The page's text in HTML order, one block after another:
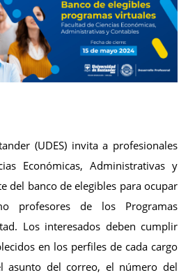
(UDES) invita a profesionales
Económicas, Administrativas y
del banco de elegibles para ocupar
profesores de los Programas
Los interesados deben cumplir
en los perfiles de cada cargo
asunto del correo, el número del